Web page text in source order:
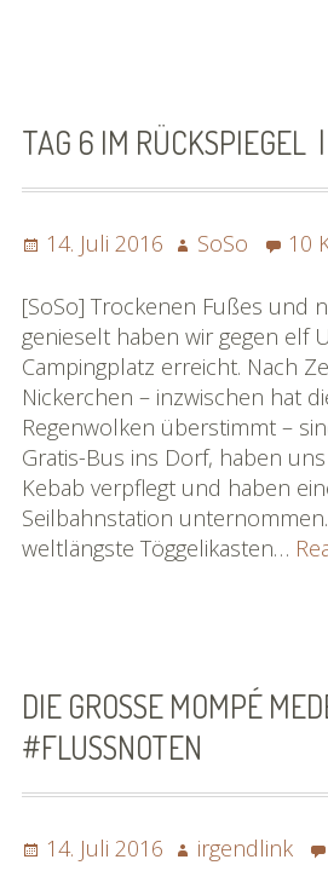
TAG 6 IM RÜCKSPIEGEL
Posted
14. Juli 2016 Author
SoSo 10
[SoSo] Trockenen Fußes und
genieselt haben wir gegen elf
Campingplatz erreicht. Nach
Nickerchen – inzwischen hat
Regenwolken überstimmt –
Gratis-Bus ins Dorf, haben
Kebab verpflegt und haben
Seilbahnstation
weltlängste Töggelikasten…
DIE GROSSE MOMPÉ
FLUSSNOTEN
Posted
14. Juli 2016 Author
irgendlink